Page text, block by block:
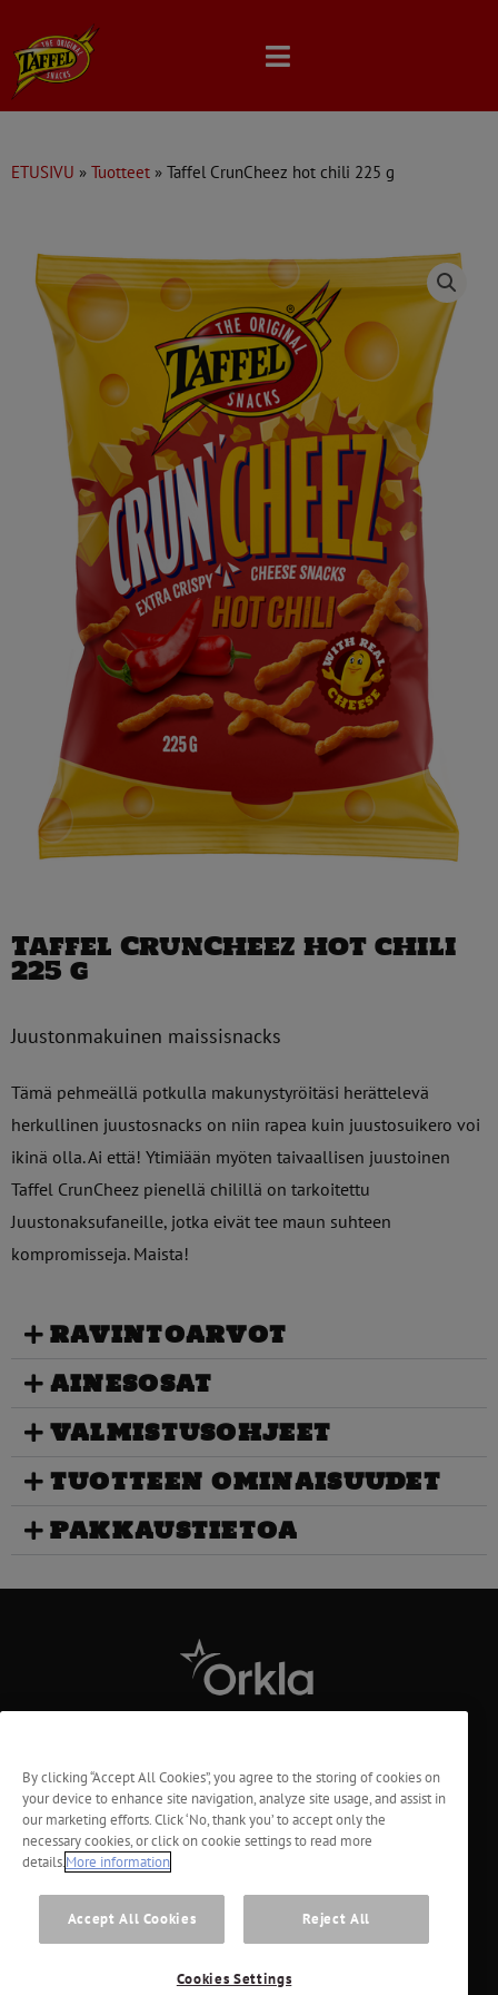
to
content
ETUSIVU » Tuotteet » Taffel CrunCheez hot chili 225 g
Taffel CrunCheez hot chili
225 g
Juustonmakuinen maissisnacks
Tämä pehmeällä potkulla makunystyröitäsi herättelevä
herkullinen juustosnacks on niin rapea kuin juustosuikero voi
ikinä olla. Ai että! Ytimiään myöten taivaallisen juustoinen
Taffel CrunCheez pienellä chilillä on tarkoitettu
Juustonaksufaneille, jotka eivät tee maun suhteen
kompromisseja. Maista!
RAVINTOARVOT
AINESOSAT
VALMISTUSOHJEET
TUOTTEEN OMINAISUUDET
PAKKAUSTIETOA
Tietosuoja
Vastuu
Evästeiden ja henkilötietojen käyttö
Ota yhteyttä
By clicking “Accept All Cookies”, you agree to the storing of cookies on
your device to enhance site navigation, analyze site usage, and assist in
our marketing efforts. Click ‘No, thank you’ to accept only the
necessary cookies, or click on cookie settings to read more
details.More information
Accept All Cookies Reject All
Cookies Settings